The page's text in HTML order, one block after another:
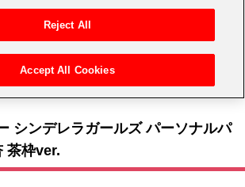
リーズ
イドルマスター シリーズ>アイドルマスター シンデレラガール
シンデレラガールズ パーソナルパ
茶枠ver.
Reject All
Accept All Cookies